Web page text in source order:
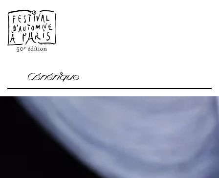
Générique
Textes Racine, Artaud et des citations additionnelles de
Pascal et Dostoïevski
Avec Jeanne Balibar, Adama Diop, Sava Lolov (en
remplacement de Jean-Damien Barbin), Mounir Margoum,
Claire Sermonne et Andreas Deinert (vidéo)
Scénographie Aleksandar Denic